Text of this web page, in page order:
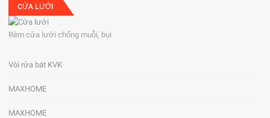
CỬA LƯỚI
Rèm cửa lưới chống muỗi, bụi
Vòi rửa bát KVK
MAXHOME
MAXHOME